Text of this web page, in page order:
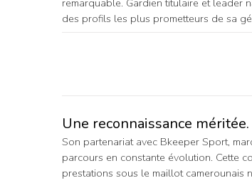
des profils les plus prometteurs de sa
Une reconnaissance méritée.
Son partenariat avec Bkeeper Sport,
parcours en constante évolution. Cette
prestations sous le maillot camerounais